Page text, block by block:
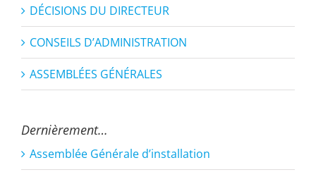
DÉCISIONS DU DIRECTEUR
CONSEILS D’ADMINISTRATION
ASSEMBLÉES GÉNÉRALES
Dernièrement…
Assemblée Générale d’installation